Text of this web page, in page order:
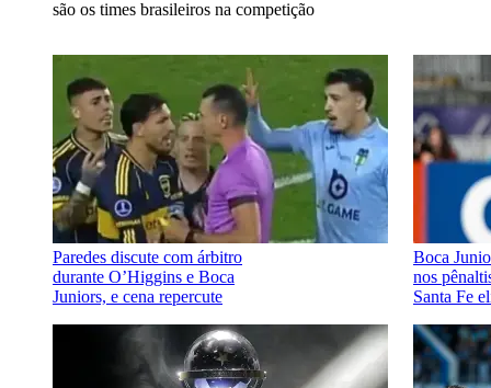
são os times brasileiros na competição
Paredes discute com árbitro
durante O’Higgins e Boca
Juniors, e cena repercute
Boca
nos
Santa Fe